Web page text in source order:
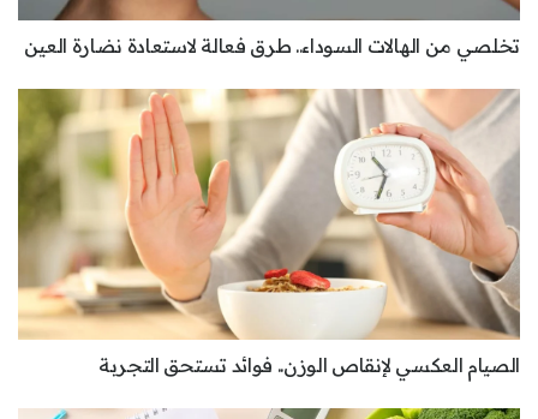
تخلصي من الهالات السوداء.. طرق فعالة لاستعادة نضارة العين
الصيام العكسي لإنقاص الوزن.. فوائد تستحق التجربة